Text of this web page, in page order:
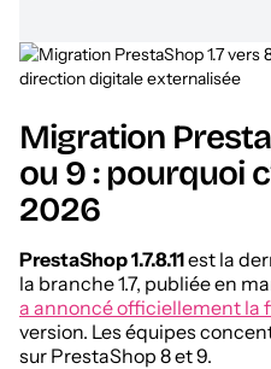
Migration
ou 9 : pourquoi
2026
PrestaShop 1.7.8.11est la
la branche 1.7, publiée en
a annoncé officiellement la
version. Les équipes
sur PrestaShop 8 et 9.